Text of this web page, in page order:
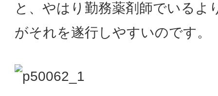
と、やはり勤務薬剤師でいるよ
がそれを遂行しやすいのです。